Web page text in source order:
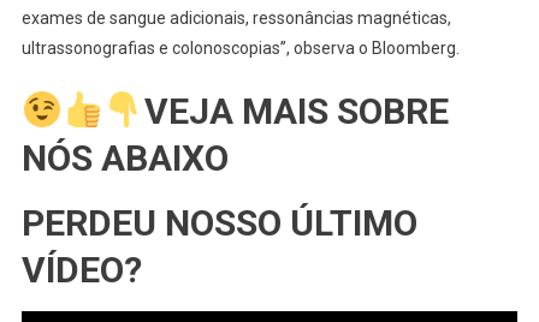
exames de sangue adicionais, ressonâncias magnéticas,
ultrassonografias e colonoscopias”, observa o Bloomberg.
VEJA MAIS SOBRE
NÓS ABAIXO
PERDEU NOSSO ÚLTIMO
VÍDEO?